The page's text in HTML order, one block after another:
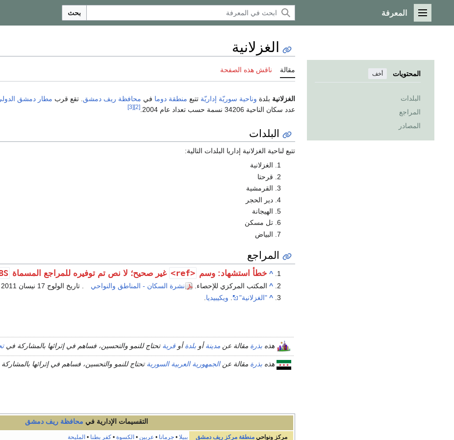
القائمة الرئيسية
المعرفة بحث
المحتويات أخف
البلدات
المراجع
المصادر
الغزلانية
مقالة ناقش هذه الصفحة
الغزلانية بلدة وناحية سوريّة إداريّة تتبع منطقة دوما في محافظة ريف دمشق . تقع قرب مطار دمشق
عدد سكان الناحية 34206 نسمة حسب تعداد عام 2004.
[2]
[3]
البلدات
تتبع لناحية الغزلانية إداريا البلدات التالية:
الغزلانية
قرحتا
القرمشية
دير الحجر
الهيجانة
تل مسكن
البياض
المراجع
^ خطأ استشهاد: وسم <ref> غير صحيح؛ لا نص تم توفيره للمراجع المسماة
^ المكتب المركزي للإحصاء. نشرة السكان - المناطق والنواحي
. تاريخ الولوج 17 نيسان 2011
^ "الغزلانية" ويكيبيديا
هذه بذرة مقالة عن مدينة أو بلدة أو قرية تحتاج للنمو والتحسين، فساهم في إثرائها بالمشاركة في
هذه بذرة مقالة عنالجمهورية العربية السورية تحتاج للنمو والتحسين، فساهم في إثرائها
التقسيمات الإدارية في محافظة ريف دمشق
مركز ونواحيمنطقة مركز ريف دمشق ببيلا •جرمانا • عربين •الكسوة •كفر بطنا •المليحة